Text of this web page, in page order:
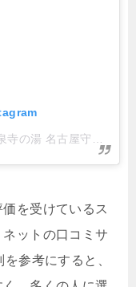
を受けているス
ットの口コミサ
参考にすると、